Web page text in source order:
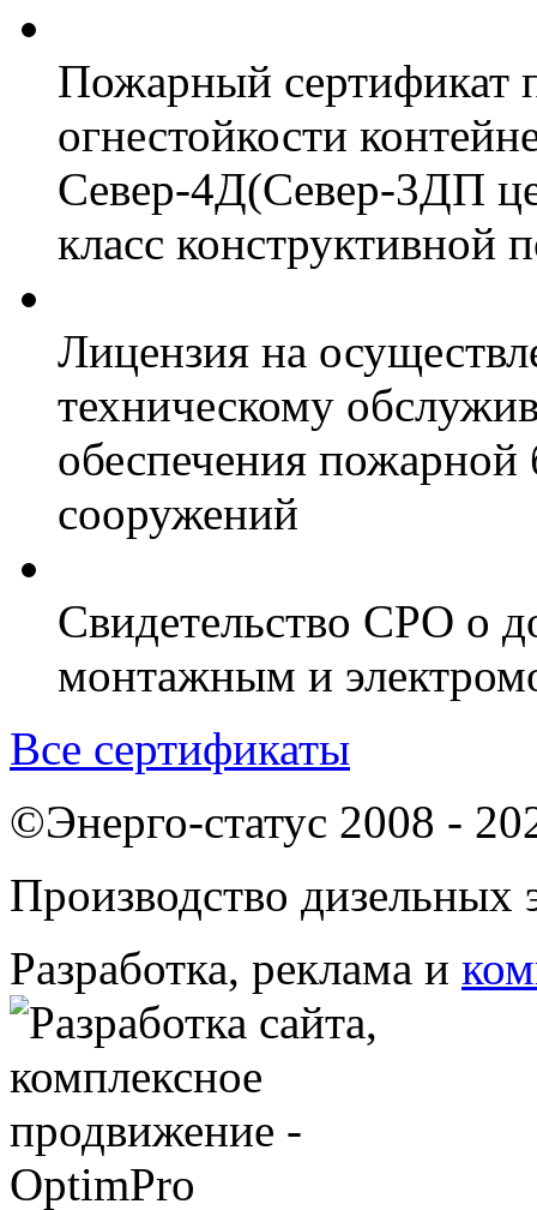
Пожарный сертификат
огнестойкости
Север-4Д(Север-3ДП
класс конструктивной
Лицензия на
техническому
обеспечения пожарной
сооружений
Свидетельство СРО о
монтажным и
Все сертификаты
©Энерго-статус 2008 -
Производство дизельных
Разработка, реклама и